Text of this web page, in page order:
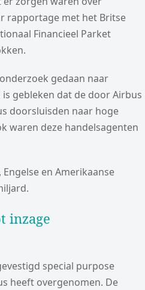
rapportage met het Britse
Financieel Parket
gedaan naar
gebleken dat de door Airbus
doorsluisden naar hoge
waren deze handelsagenten
en Amerikaanse
inzage
special purpose
heeft overgenomen. De